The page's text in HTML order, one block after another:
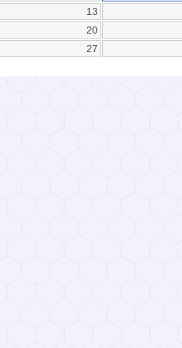
13
20
27